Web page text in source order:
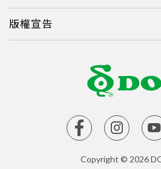
版權宣告
Copyright © 2026